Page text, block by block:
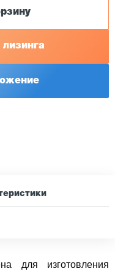
лизинга
для изготовления